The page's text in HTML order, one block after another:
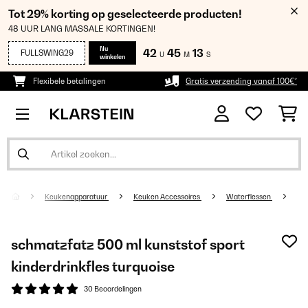
Tot 29% korting op geselecteerde producten!
48 UUR LANG MASSALE KORTINGEN!
FULLSWING29
Nu
winkelen
42 U 45 M 13 S
Flexibele betalingen Gratis verzending vanaf 100€*
Keukenapparatuur Keuken Accessoires Waterflessen
schmatzfatz 500 ml kunststof sport
kinderdrinkfles turquoise
30 Beoordelingen